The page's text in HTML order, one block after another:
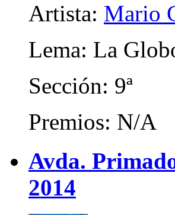
Artista: Mario
Lema: La
Sección: 9ª
Premios: N/A
Avda.
2014